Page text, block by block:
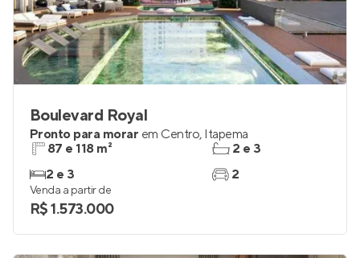
Boulevard Royal
Pronto para morar em Centro, Itapema
87 e 118 m²
2 e 3
2 e 3
2
Venda a partir de
R$ 1.573.000